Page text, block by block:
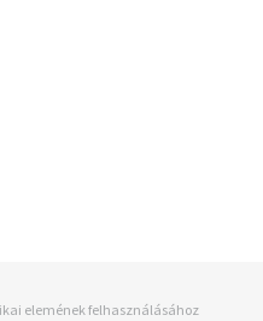
elemének felhasználásához